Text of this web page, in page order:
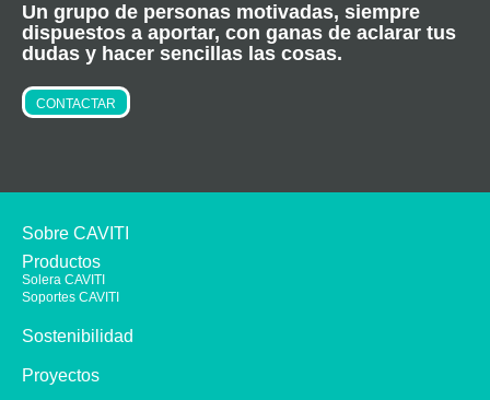
Un grupo de personas motivadas, siempre
dispuestos a aportar, con ganas de aclarar tus
dudas y hacer sencillas las cosas.
CONTACTAR
Sobre CAVITI
Productos
Solera CAVITI
Soportes CAVITI
Sostenibilidad
Proyectos